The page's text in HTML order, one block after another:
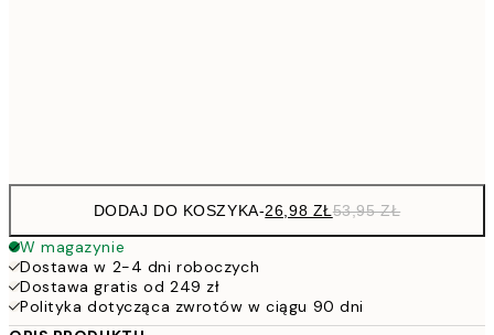
DODAJ DO KOSZYKA-26,98 ZŁ 53,95 ZŁ
W magazynie
Dostawa w 2-4 dni roboczych
Dostawa gratis od 249 zł
Polityka dotycząca zwrotów w ciągu 90 dni